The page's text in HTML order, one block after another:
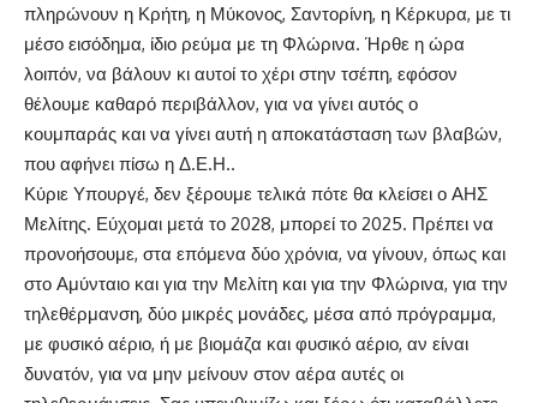
πληρώνουν η Κρήτη, η Μύκονος, Σαντορίνη, η Κέρκυρα, με τι
μέσο εισόδημα, ίδιο ρεύμα με τη Φλώρινα. Ήρθε η ώρα
λοιπόν, να βάλουν κι αυτοί το χέρι στην τσέπη, εφόσον
θέλουμε καθαρό περιβάλλον, για να γίνει αυτός ο
κουμπαράς και να γίνει αυτή η αποκατάσταση των βλαβών,
που αφήνει πίσω η Δ.Ε.Η..
Κύριε Υπουργέ, δεν ξέρουμε τελικά πότε θα κλείσει ο ΑΗΣ
Μελίτης. Εύχομαι μετά το 2028, μπορεί το 2025. Πρέπει να
προνοήσουμε, στα επόμενα δύο χρόνια, να γίνουν, όπως και
στο Αμύνταιο και για την Μελίτη και για την Φλώρινα, για την
τηλεθέρμανση, δύο μικρές μονάδες, μέσα από πρόγραμμα,
με φυσικό αέριο, ή με βιομάζα και φυσικό αέριο, αν είναι
δυνατόν, για να μην μείνουν στον αέρα αυτές οι